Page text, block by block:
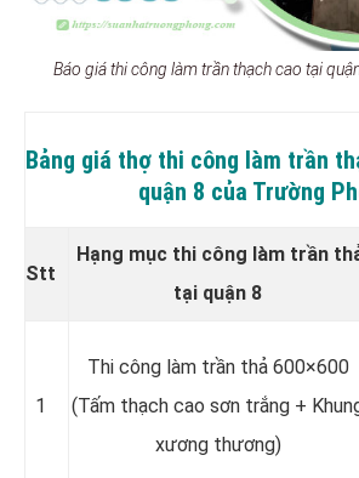
Báo giá thi công làm trần thạch cao tại
Bảng giá thợ thi công làm trần
quận 8 của Trường
Stt
Hạng mục thi công làm trần
tại quận 8
1
Thi công làm trần thả 600×600
(Tấm thạch cao sơn trắng +
xương thương)